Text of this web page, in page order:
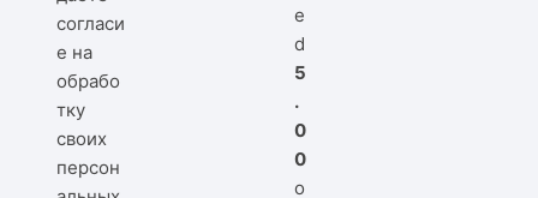
согласи
е на
обрабо
тку
своих
персон
e
d
5
.
0
0
o